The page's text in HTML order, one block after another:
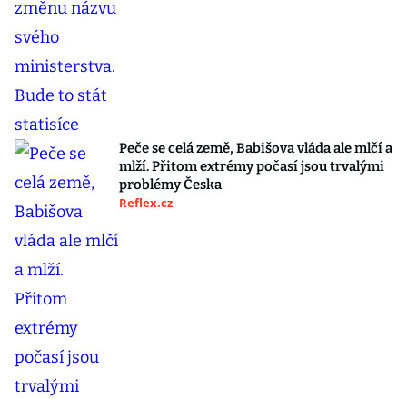
Peče se celá země, Babišova vláda ale mlčí a
mlží. Přitom extrémy počasí jsou trvalými
problémy Česka
Reflex.cz